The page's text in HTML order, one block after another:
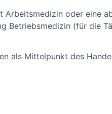
oder eine
Betriebsmedizin (für die
als Mittelpunkt des